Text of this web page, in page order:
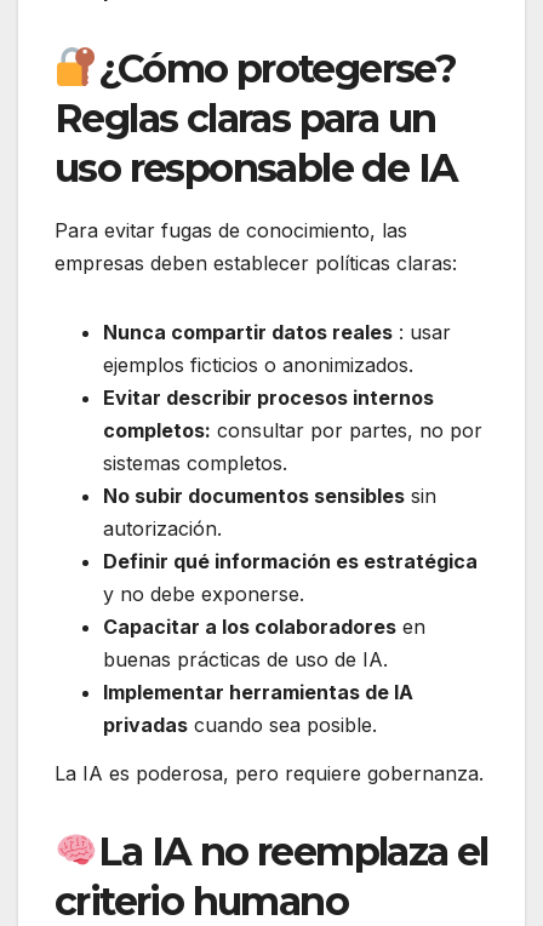
¿Cómo protegerse?
Reglas claras para un
uso responsable de IA
Para evitar fugas de conocimiento, las
empresas deben establecer políticas claras:
Nunca compartir datos reales : usar
ejemplos ficticios o anonimizados.
Evitar describir procesos internos
completos: consultar por partes, no por
sistemas completos.
No subir documentos sensibles sin
autorización.
Definir qué información es estratégica
y no debe exponerse.
Capacitar a los colaboradores en
buenas prácticas de uso de IA.
Implementar herramientas de IA
privadas cuando sea posible.
La IA es poderosa, pero requiere gobernanza.
La IA no reemplaza el
criterio humano